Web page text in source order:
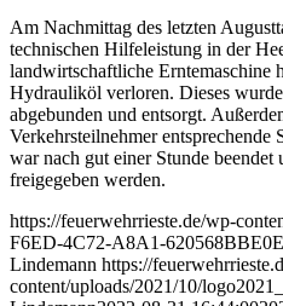
Am Nachmittag des letzten
technischen Hilfeleistung in der
landwirtschaftliche Erntemaschine
Hydrauliköl verloren. Dieses
abgebunden und entsorgt.
Verkehrsteilnehmer
war nach gut einer Stunde
freigegeben werden.
https://feuerwehrrieste.de/wp-
F6ED-4C72-A8A1-
Lindemann https://
content/uploads/2021/10/